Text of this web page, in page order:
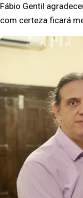
Fábio Gentil
com certeza ficará